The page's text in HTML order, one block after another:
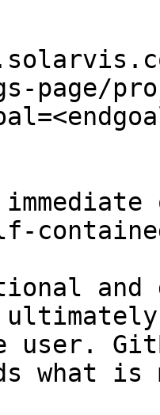
page/
and
user.
what